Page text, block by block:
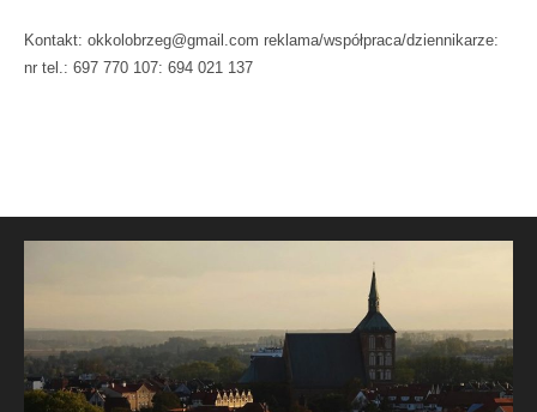
Kontakt: okkolobrzeg@gmail.com reklama/współpraca/dziennikarze:
nr tel.: 697 770 107: 694 021 137